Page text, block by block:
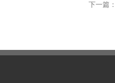
下一篇